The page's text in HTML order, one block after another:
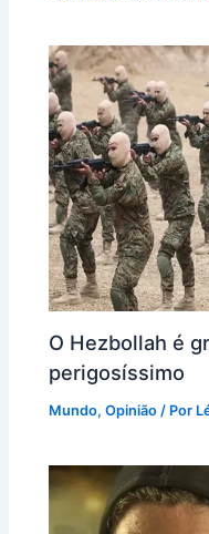
O Hezbollah é
perigosíssimo
Mundo,Opinião / Por